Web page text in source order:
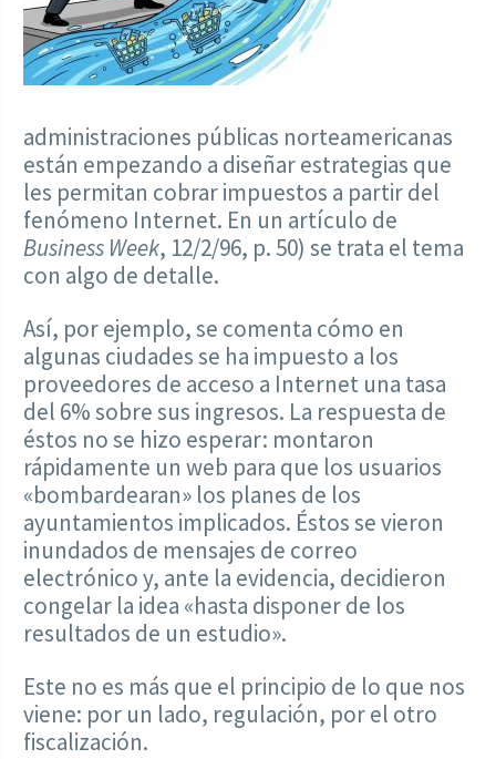
administraciones públicas norteamericanas
están empezando a diseñar estrategias que
les permitan cobrar impuestos a partir del
fenómeno Internet. En un artículo de
Business Week, 12/2/96, p. 50) se trata el tema
con algo de detalle.
Así, por ejemplo, se comenta cómo en
algunas ciudades se ha impuesto a los
proveedores de acceso a Internet una tasa
del 6% sobre sus ingresos. La respuesta de
éstos no se hizo esperar: montaron
rápidamente un web para que los usuarios
«bombardearan» los planes de los
ayuntamientos implicados. Éstos se vieron
inundados de mensajes de correo
electrónico y, ante la evidencia, decidieron
congelar la idea «hasta disponer de los
resultados de un estudio».
Este no es más que el principio de lo que nos
viene: por un lado, regulación, por el otro
fiscalización.